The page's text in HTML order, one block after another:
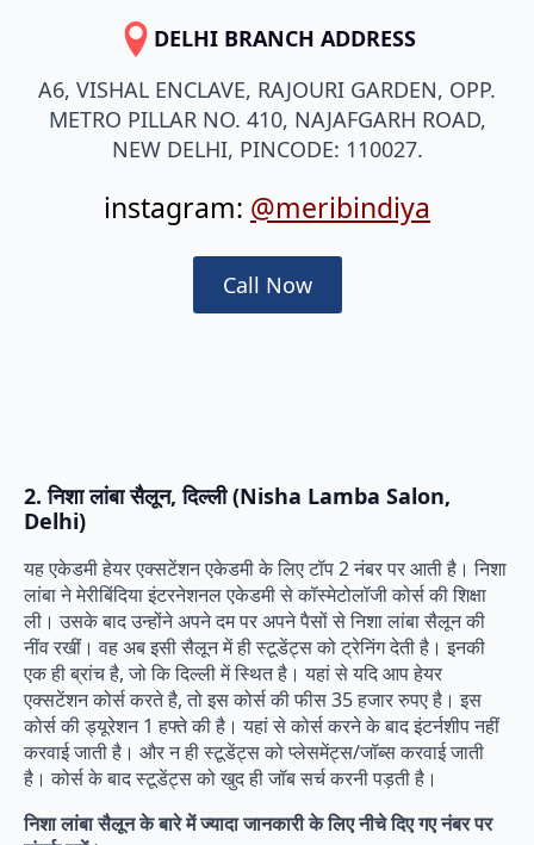
DELHI BRANCH ADDRESS
A6, VISHAL ENCLAVE, RAJOURI GARDEN, OPP.
METRO PILLAR NO. 410, NAJAFGARH ROAD,
NEW DELHI, PINCODE: 110027.
instagram: @meribindiya
Call Now
2. निशा लांबा सैलून, दिल्ली (Nisha Lamba Salon,
Delhi)
यह एकेडमी हेयर एक्सटेंशन एकेडमी के लिए टॉप 2 नंबर पर आती है। निशा
लांबा ने मेरीबिंदिया इंटरनेशनल एकेडमी से कॉस्मेटोलॉजी कोर्स की शिक्षा
ली। उसके बाद उन्होंने अपने दम पर अपने पैसों से निशा लांबा सैलून की
नींव रखीं। वह अब इसी सैलून में ही स्टूडेंट्स को ट्रेनिंग देती है। इनकी
एक ही ब्रांच है, जो कि दिल्ली में स्थित है। यहां से यदि आप हेयर
एक्सटेंशन कोर्स करते है, तो इस कोर्स की फीस 35 हजार रुपए है। इस
कोर्स की ड्यूरेशन 1 हफ्ते की है। यहां से कोर्स करने के बाद इंटर्नशीप नहीं
करवाई जाती है। और न ही स्टूडेंट्स को प्लेसमेंट्स/जॉब्स करवाई जाती
है। कोर्स के बाद स्टूडेंट्स को खुद ही जॉब सर्च करनी पड़ती है।
निशा लांबा सैलून के बारे में ज्यादा जानकारी के लिए नीचे दिए गए नंबर पर